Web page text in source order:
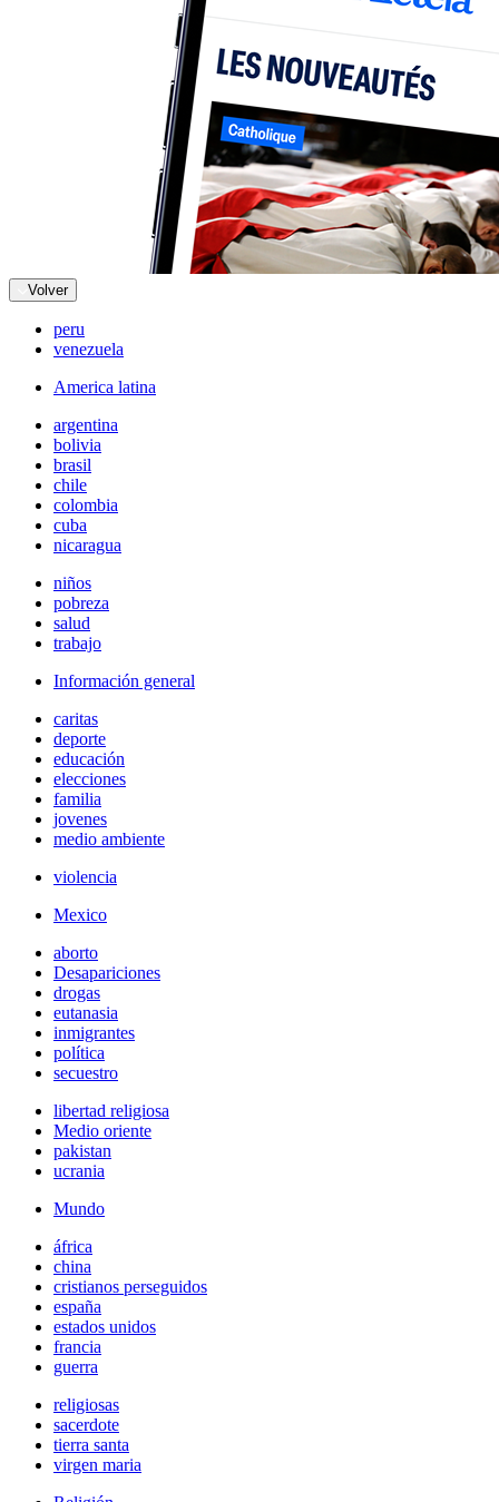
Volver
peru
venezuela
America latina
argentina
bolivia
brasil
chile
colombia
cuba
nicaragua
niños
pobreza
salud
trabajo
Información general
caritas
deporte
educación
elecciones
familia
jovenes
medio ambiente
violencia
Mexico
aborto
Desapariciones
drogas
eutanasia
inmigrantes
política
secuestro
libertad religiosa
Medio oriente
pakistan
ucrania
Mundo
áfrica
china
cristianos perseguidos
españa
estados unidos
francia
guerra
religiosas
sacerdote
tierra santa
virgen maria